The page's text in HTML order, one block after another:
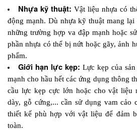
Nhựa kỹ thuật: Vật liệu nhựa có
động mạnh. Dù nhựa kỹ thuật mang lại
những trường hợp va đập mạnh hoặc
phần nhựa có thể bị nứt hoặc gãy, ảnh
phẩm.
Giới hạn lực kẹp: Lực kẹp của
mạnh cho hầu hết các ứng dụng thông
cầu lực kẹp cực lớn hoặc cho vật liệu
dày, gỗ cứng,... cần sử dụng vam cảo
thiết kế phù hợp với vật liệu để đảm
toàn.